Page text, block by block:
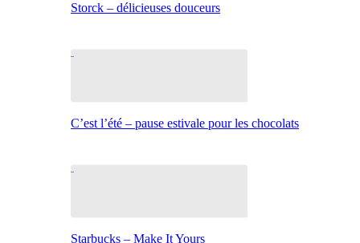
Storck – délicieuses douceurs
C’est l’été – pause estivale pour les chocolats
Starbucks – Make It Yours